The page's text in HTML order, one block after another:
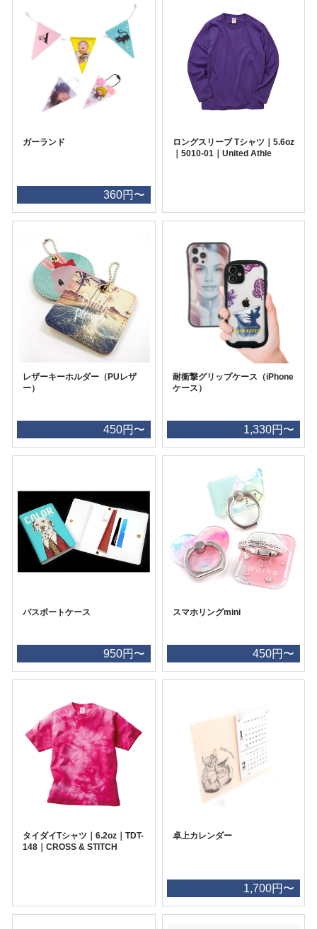
ガーランド
360円〜
ロングスリーブ Tシャツ｜5.6oz
｜5010-01｜United Athle
レザーキーホルダー（PUレザ
ー）
450円〜
耐衝撃グリップケース（iPhone
ケース）
1,330円〜
パスポートケース
950円〜
スマホリングmini
450円〜
タイダイTシャツ｜6.2oz｜TDT-
148｜CROSS & STITCH
卓上カレンダー
1,700円〜